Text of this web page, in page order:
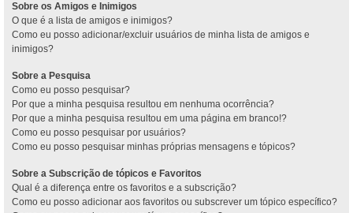
Sobre os Amigos e Inimigos
O que é a lista de amigos e inimigos?
Como eu posso adicionar/excluir usuários de minha lista de amigos e
inimigos?
Sobre a Pesquisa
Como eu posso pesquisar?
Por que a minha pesquisa resultou em nenhuma ocorrência?
Por que a minha pesquisa resultou em uma página em branco!?
Como eu posso pesquisar por usuários?
Como eu posso pesquisar minhas próprias mensagens e tópicos?
Sobre a Subscrição de tópicos e Favoritos
Qual é a diferença entre os favoritos e a subscrição?
Como eu posso adicionar aos favoritos ou subscrever um tópico específico?